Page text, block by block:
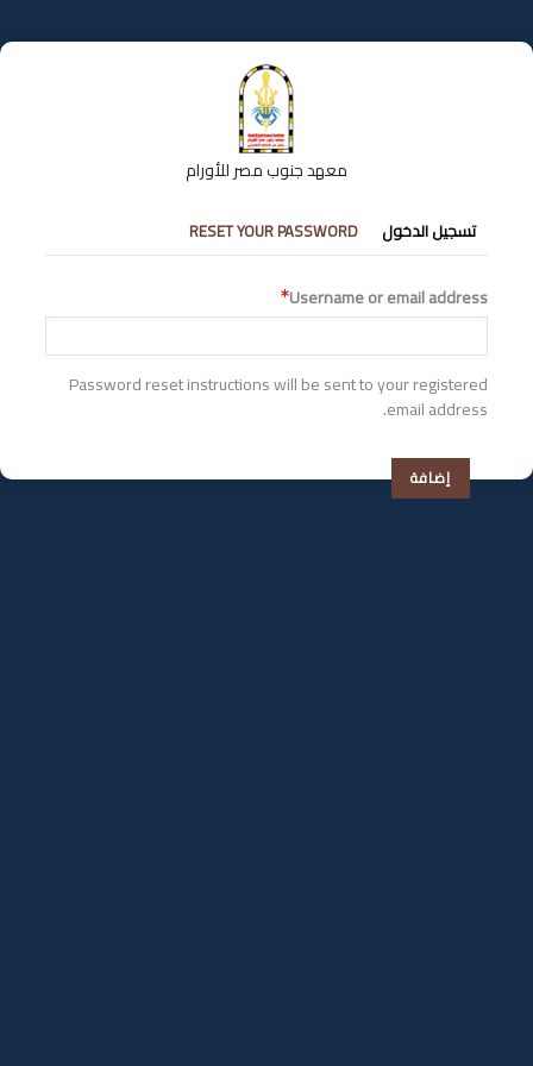
إلى
المحتوى
معهد جنوب مصر للأورام
التبويبات
الأساسية
تسجيل الدخول RESET YOUR PASSWORD
Username or email address
Password reset instructions will be sent to your registered
email address.